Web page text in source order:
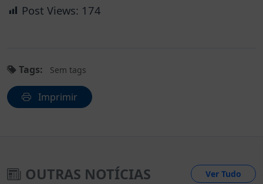
Post Views: 174
Tags: Sem tags
Imprimir
OUTRAS NOTÍCIAS Ver Tudo